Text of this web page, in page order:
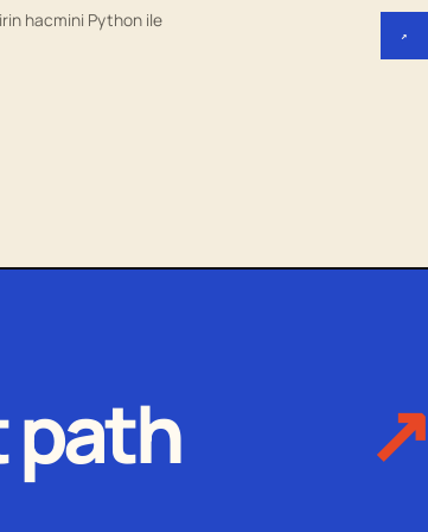
hacmini Python ile
↗
path ↗